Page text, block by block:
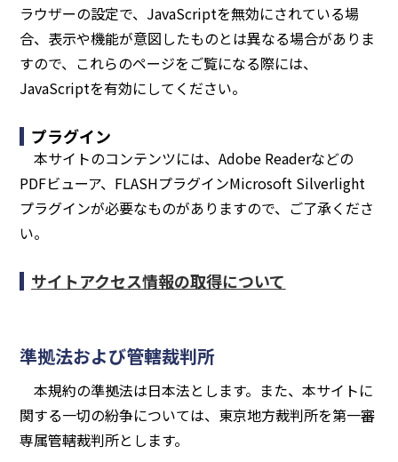
ラウザーの設定で、JavaScriptを無効にされている場
合、表示や機能が意図したものとは異なる場合がありま
すので、これらのページをご覧になる際には、
JavaScriptを有効にしてください。
プラグイン
本サイトのコンテンツには、Adobe Readerなどの
PDFビューア、FLASHプラグインMicrosoft Silverlight
プラグインが必要なものがありますので、ご了承くださ
い。
サイトアクセス情報の取得について
準拠法および管轄裁判所
本規約の準拠法は日本法とします。また、本サイトに
関する一切の紛争については、東京地方裁判所を第一審
専属管轄裁判所とします。